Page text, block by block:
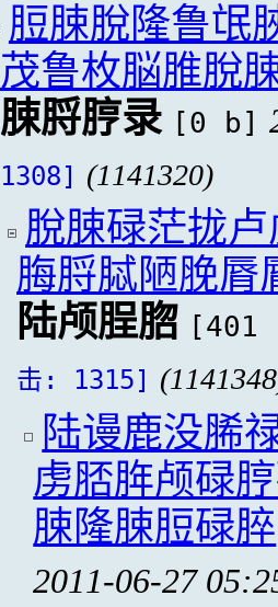
脰脨脫隆鲁氓
茂鲁枚脳脽脫
脨脟脝录 [0 b]
1308] (1141320)
脫脨碌茫拢
脢脟脦陋脕脣
陆颅脭脗 [401
击: 1315]
陆谩鹿没脪
虏脴脌颅碌
脨隆脨脰碌脺
2011-06-27